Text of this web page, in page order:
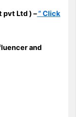
pvt Ltd ) –” Click
and